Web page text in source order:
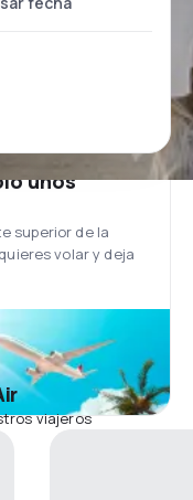
unos
superior de la
volar y deja
viajeros